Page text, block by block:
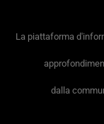
La piattaforma
dalla